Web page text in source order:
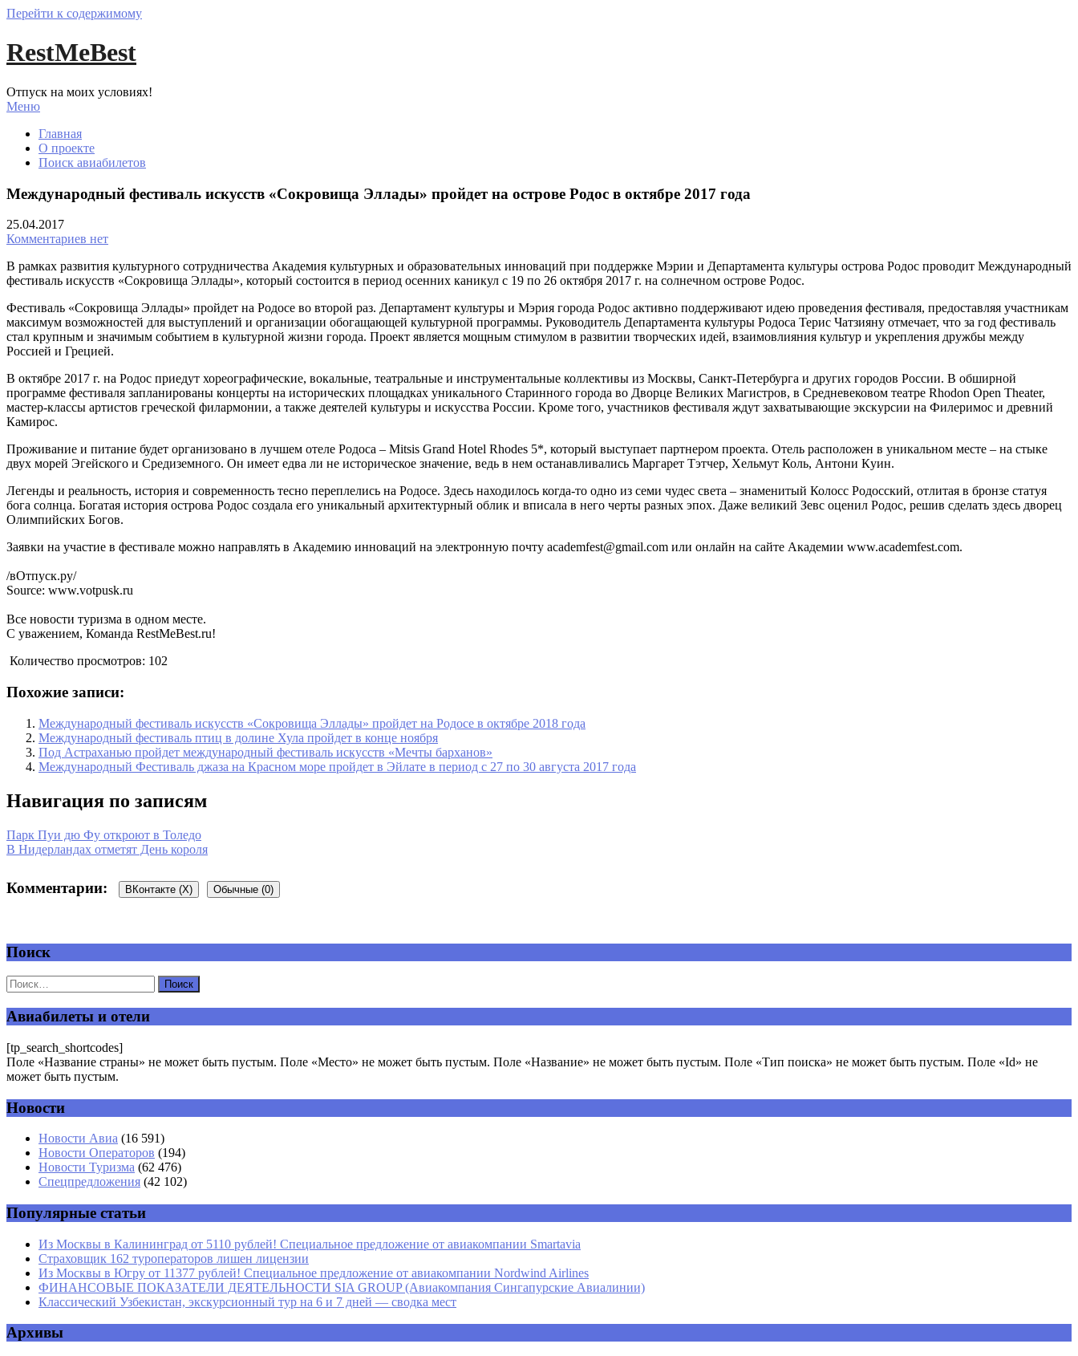
Перейти к содержимому
RestMeBest
Отпуск на моих условиях!
Меню
Главная
О проекте
Поиск авиабилетов
Международный фестиваль искусств «Сокровища Эллады» пройдет на острове Родос в октябре 2017 года
25.04.2017
Комментариев нет
В рамках развития культурного сотрудничества Академия культурных и образовательных инноваций при поддержке Мэрии и Департамента культуры острова Родос проводит Международный
фестиваль искусств «Сокровища Эллады», который состоится в период осенних каникул с 19 по 26 октября 2017 г. на солнечном острове Родос.
Фестиваль «Сокровища Эллады» пройдет на Родосе во второй раз. Департамент культуры и Мэрия города Родос активно поддерживают идею проведения фестиваля, предоставляя участникам
максимум возможностей для выступлений и организации обогащающей культурной программы. Руководитель Департамента культуры Родоса Терис Чатзияну отмечает, что за год фестиваль
стал крупным и значимым событием в культурной жизни города. Проект является мощным стимулом в развитии творческих идей, взаимовлияния культур и укрепления дружбы между
Россией и Грецией.
В октябре 2017 г. на Родос приедут хореографические, вокальные, театральные и инструментальные коллективы из Москвы, Санкт-Петербурга и других городов России. В обширной
программе фестиваля запланированы концерты на исторических площадках уникального Старинного города во Дворце Великих Магистров, в Средневековом театре Rhodon Open Theater,
мастер-классы артистов греческой филармонии, а также деятелей культуры и искусства России. Кроме того, участников фестиваля ждут захватывающие экскурсии на Филеримос и древний
Камирос.
Проживание и питание будет организовано в лучшем отеле Родоса – Mitsis Grand Hotel Rhodes 5*, который выступает партнером проекта. Отель расположен в уникальном месте – на стыке
двух морей Эгейского и Средиземного. Он имеет едва ли не историческое значение, ведь в нем останавливались Маргарет Тэтчер, Хельмут Коль, Антони Кyин.
Легенды и реальность, история и современность тесно переплелись на Родосе. Здесь находилось когда-то одно из семи чудес света – знаменитый Колосс Родосский, отлитая в бронзе статуя
бога солнца. Богатая история острова Родос создала его уникальный архитектурный облик и вписала в него черты разных эпох. Даже великий Зевс оценил Родос, решив сделать здесь дворец
Олимпийских Богов.
Заявки на участие в фестивале можно направлять в Академию инноваций на электронную почту academfest@gmail.com или онлайн на сайте Академии www.academfest.com.
/вОтпуск.ру/
Source: www.votpusk.ru
Все новости туризма в одном месте.
С уважением, Команда RestMeBest.ru!
Количество просмотров: 102
Похожие записи:
Международный фестиваль искусств «Сокровища Эллады» пройдет на Родосе в октябре 2018 года
Международный фестиваль птиц в долине Хула пройдет в конце ноября
Под Астраханью пройдет международный фестиваль искусств «Мечты барханов»
Международный Фестиваль джаза на Красном море пройдет в Эйлате в период с 27 по 30 августа 2017 года
Навигация по записям
Парк Пуи дю Фу откроют в Толедо
В Нидерландах отметят День короля
Комментарии: ВКонтакте (X) Обычные (0)
Добавить комментарий
Ваш адрес email не будет опубликован.
Комментарий
Имя *
Email*
Поиск
Авиабилеты и отели
[tp_search_shortcodes]
Поле «Название страны» не может быть пустым. Поле «Место» не может быть пустым. Поле «Название» не может быть пустым. Поле «Тип поиска» не может быть пустым. Поле «Id» не
может быть пустым.
Новости
Новости Авиа (16 591)
Новости Операторов (194)
Новости Туризма (62 476)
Спецпредложения (42 102)
Популярные статьи
Из Москвы в Калининград от 5110 рублей! Специальное предложение от авиакомпании Smartavia
Страховщик 162 туроператоров лишен лицензии
Из Москвы в Югру от 11377 рублей! Специальное предложение от авиакомпании Nordwind Airlines
ФИНАНСОВЫЕ ПОКАЗАТЕЛИ ДЕЯТЕЛЬНОСТИ SIA GROUP (Авиакомпания Сингапурские Авиалинии)
Классический Узбекистан, экскурсионный тур на 6 и 7 дней — сводка мест
Архивы